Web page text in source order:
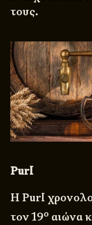
τους.
Purl
Η Purl
τον 19ο αιώνα